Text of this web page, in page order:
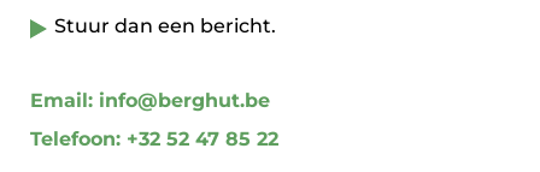
Stuur dan een bericht.
Email: info@berghut.be
Telefoon: +32 52 47 85 22